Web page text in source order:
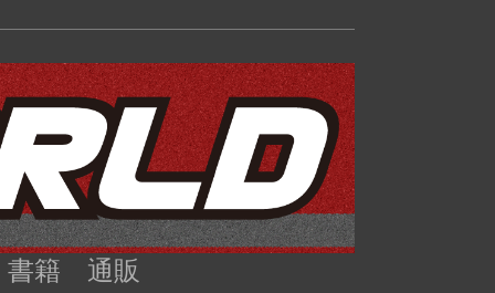
書籍 通販